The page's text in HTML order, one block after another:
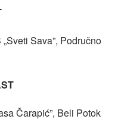
Sava”, Područno
Čarapić”, Beli Potok